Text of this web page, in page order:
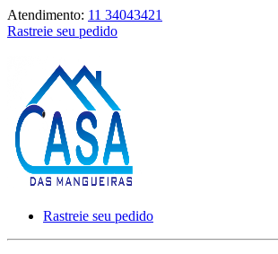
Atendimento: 11 34043421
Rastreie seu pedido
Rastreie seu pedido